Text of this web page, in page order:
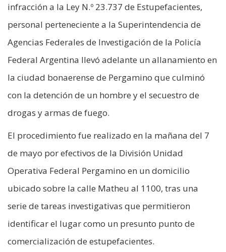
infracción a la Ley N.º 23.737 de Estupefacientes,
personal perteneciente a la Superintendencia de
Agencias Federales de Investigación de la Policía
Federal Argentina llevó adelante un allanamiento en
la ciudad bonaerense de Pergamino que culminó
con la detención de un hombre y el secuestro de
drogas y armas de fuego.
El procedimiento fue realizado en la mañana del 7
de mayo por efectivos de la División Unidad
Operativa Federal Pergamino en un domicilio
ubicado sobre la calle Matheu al 1100, tras una
serie de tareas investigativas que permitieron
identificar el lugar como un presunto punto de
comercialización de estupefacientes.